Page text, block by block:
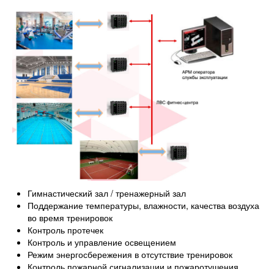
Гимнастический зал / тренажерный зал
Поддержание температуры, влажности, качества воздуха
во время тренировок
Контроль протечек
Контроль и управление освещением
Режим энергосбережения в отсутствие тренировок
Контроль пожарной сигнализации и пожаротушения